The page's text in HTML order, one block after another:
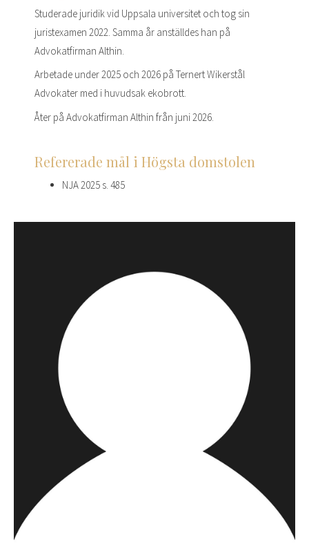
Studerade juridik vid Uppsala universitet och tog sin
juristexamen 2022. Samma år anställdes han på
Advokatfirman Althin.
Arbetade under 2025 och 2026 på Ternert Wikerstål
Advokater med i huvudsak ekobrott.
Åter på Advokatfirman Althin från juni 2026.
Refererade mål i Högsta domstolen
NJA 2025 s. 485